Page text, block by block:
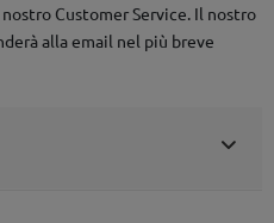
Customer Service. Il nostro
alla email nel più breve